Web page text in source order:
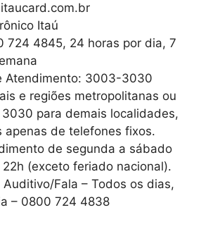
Itaú
724 4845, 24 horas por dia, 7
Atendimento: 3003-3030
e regiões metropolitanas ou
para demais localidades,
apenas de telefones fixos.
de segunda a sábado
(exceto feriado nacional).
Auditivo/Fala – Todos os dias,
– 0800 724 4838